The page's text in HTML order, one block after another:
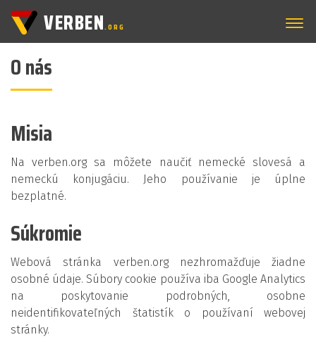
VERBEN.ORG
O nás
Misia
Na verben.org sa môžete naučiť nemecké slovesá a
nemeckú konjugáciu. Jeho používanie je úplne
bezplatné.
Súkromie
Webová stránka verben.org nezhromažďuje žiadne
osobné údaje. Súbory cookie používa iba Google Analytics
na poskytovanie podrobných, osobne
neidentifikovateľných štatistík o používaní webovej
stránky.